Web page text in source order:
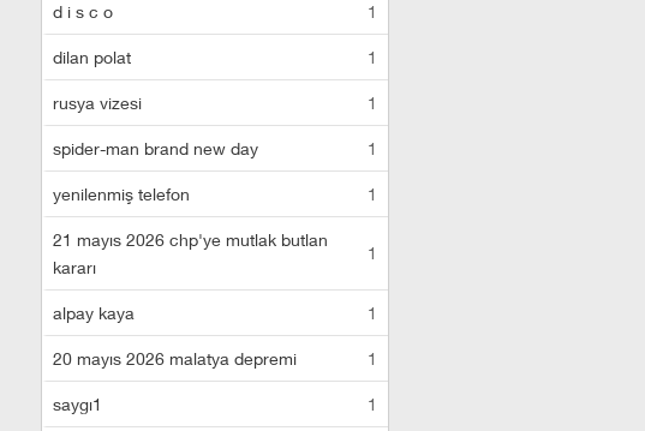
d i s c o 1
dilan polat 1
rusya vizesi 1
spider-man brand new day 1
yenilenmiş telefon 1
21 mayıs 2026 chp'ye mutlak butlan
kararı
1
alpay kaya 1
20 mayıs 2026 malatya depremi 1
saygı1 1